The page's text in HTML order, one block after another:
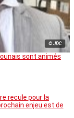
© JDC
sont animés
recule pour la
enjeu est de